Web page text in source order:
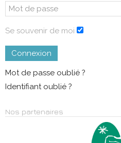
Se souvenir de moi
Connexion
Mot de passe oublié ?
Identifiant oublié ?
Nos partenaires